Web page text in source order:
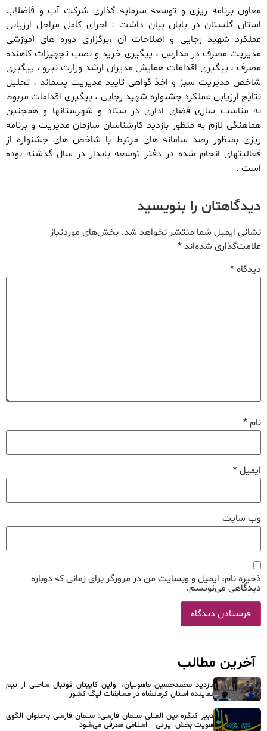
معاون برنامه ریزی و توسعه سرمایه گذاری شرکت آب و فاضلاب
استان گلستان در پایان بیان داشت : اجرای کامل مراحل ارزیابی
عملکرد شهید رجایی و اصلاحات آن ،برگزاری دوره های آموزشی
مدیریت مصرف در مدارس ، پیگیری خرید و نصب تجهیزات کاهنده
مصرف ، پیگیری اقدامات همایش مدیران ارشد وزارت نیرو ، پیگیری
شاخص مدیریت سبز و اخذ گواهی تایید مدیریت پسماند ، تحلیل
نتایج ارزیابی عملکرد جشنواره شهید رجایی ، پیگیری اقدامات مربوط
به مناسب سازی فضای اداری در ستاد و شهرستانها و همچنین
هماهنگی لازم به منظور بازدید کارشناسان سازمان مدیریت و برنامه
ریزی بمنظور رصد سامانه های مرتبط با شاخص های جشنواره از
فعالیتهای انجام شده در دفتر توسعه پایدار در سال گذشته بوده
است .
دیدگاهتان را بنویسید
نشانی ایمیل شما منتشر نخواهد شد. بخش‌های موردنیاز
علامت‌گذاری شده‌اند*
دیدگاه*
نام*
ایمیل*
وب‌ سایت
ذخیره نام، ایمیل و وبسایت من در مرورگر برای زمانی که دوباره
دیدگاهی می‌نویسم.
آخرین مطالب
بازدید محمدحسین ماهوتیان، اولین کاپیتان فوتبال ساحلی از تیم
نماینده استان کرمانشاه در مسابقات لیگ کشور
دبیر کنگره بین المللی سلمان فارسی: سلمان فارسی به‌عنوان الگوی
هویت بخش ایرانی _ اسلامی معرفی می‌شود